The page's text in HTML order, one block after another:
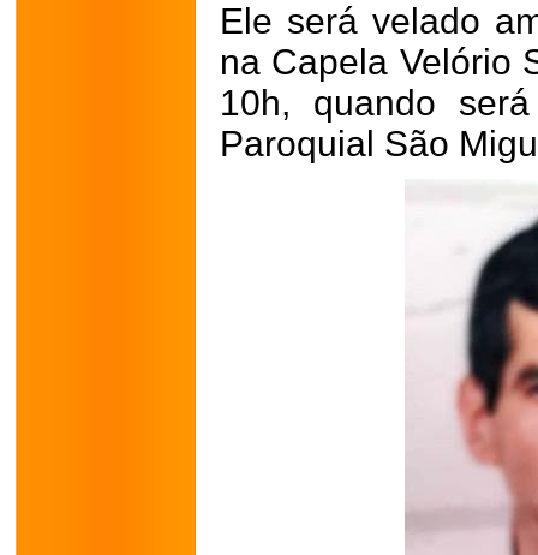
Ele será velado
na Capela Velório
10h, quando
Paroquial São